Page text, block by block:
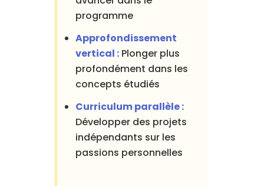
programme
Approfondissement
vertical :Plonger plus
profondément dans les
concepts étudiés
Curriculum parallèle :
Développer des projets
indépendants sur les
passions personnelles